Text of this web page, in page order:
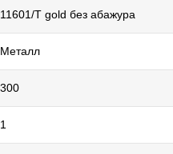
11601/T gold без абажура
Металл
300
1